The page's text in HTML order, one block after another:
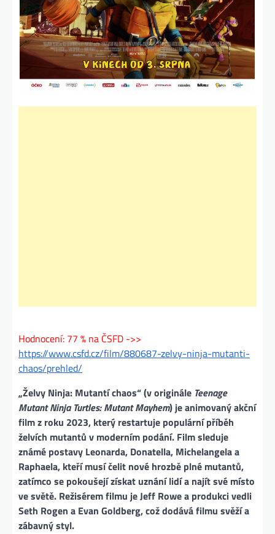
Hodnocení: 77 % na ČSFD ->>
https://www.csfd.cz/film/880687-zelvy-ninja-mutanti-
chaos/prehled/
„Želvy Ninja: Mutantí chaos“ (v originále Teenage
Mutant Ninja Turtles: Mutant Mayhem) je animovaný akční
film z roku 2023, který restartuje populární příběh
želvích mutantů v moderním podání. Film sleduje
známé postavy Leonarda, Donatella, Michelangela a
Raphaela, kteří musí čelit nové hrozbě plné mutantů,
zatímco se pokoušejí získat uznání lidí a najít své místo
ve světě. Režisérem filmu je Jeff Rowe a produkci vedli
Seth Rogen a Evan Goldberg, což dodává filmu svěží a
zábavný styl.